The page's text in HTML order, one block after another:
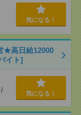
気になる！
★高日給12000
イト]
気になる！